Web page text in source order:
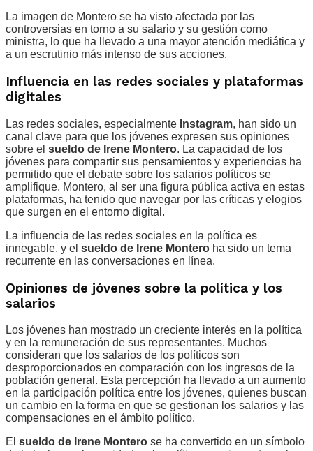
La imagen de Montero se ha visto afectada por las
controversias en torno a su salario y su gestión como
ministra, lo que ha llevado a una mayor atención mediática y
a un escrutinio más intenso de sus acciones.
Influencia en las redes sociales y plataformas
digitales
Las redes sociales, especialmente Instagram, han sido un
canal clave para que los jóvenes expresen sus opiniones
sobre el sueldo de Irene Montero. La capacidad de los
jóvenes para compartir sus pensamientos y experiencias ha
permitido que el debate sobre los salarios políticos se
amplifique. Montero, al ser una figura pública activa en estas
plataformas, ha tenido que navegar por las críticas y elogios
que surgen en el entorno digital.
La influencia de las redes sociales en la política es
innegable, y el sueldo de Irene Montero ha sido un tema
recurrente en las conversaciones en línea.
Opiniones de jóvenes sobre la política y los
salarios
Los jóvenes han mostrado un creciente interés en la política
y en la remuneración de sus representantes. Muchos
consideran que los salarios de los políticos son
desproporcionados en comparación con los ingresos de la
población general. Esta percepción ha llevado a un aumento
en la participación política entre los jóvenes, quienes buscan
un cambio en la forma en que se gestionan los salarios y las
compensaciones en el ámbito político.
El sueldo de Irene Montero se ha convertido en un símbolo